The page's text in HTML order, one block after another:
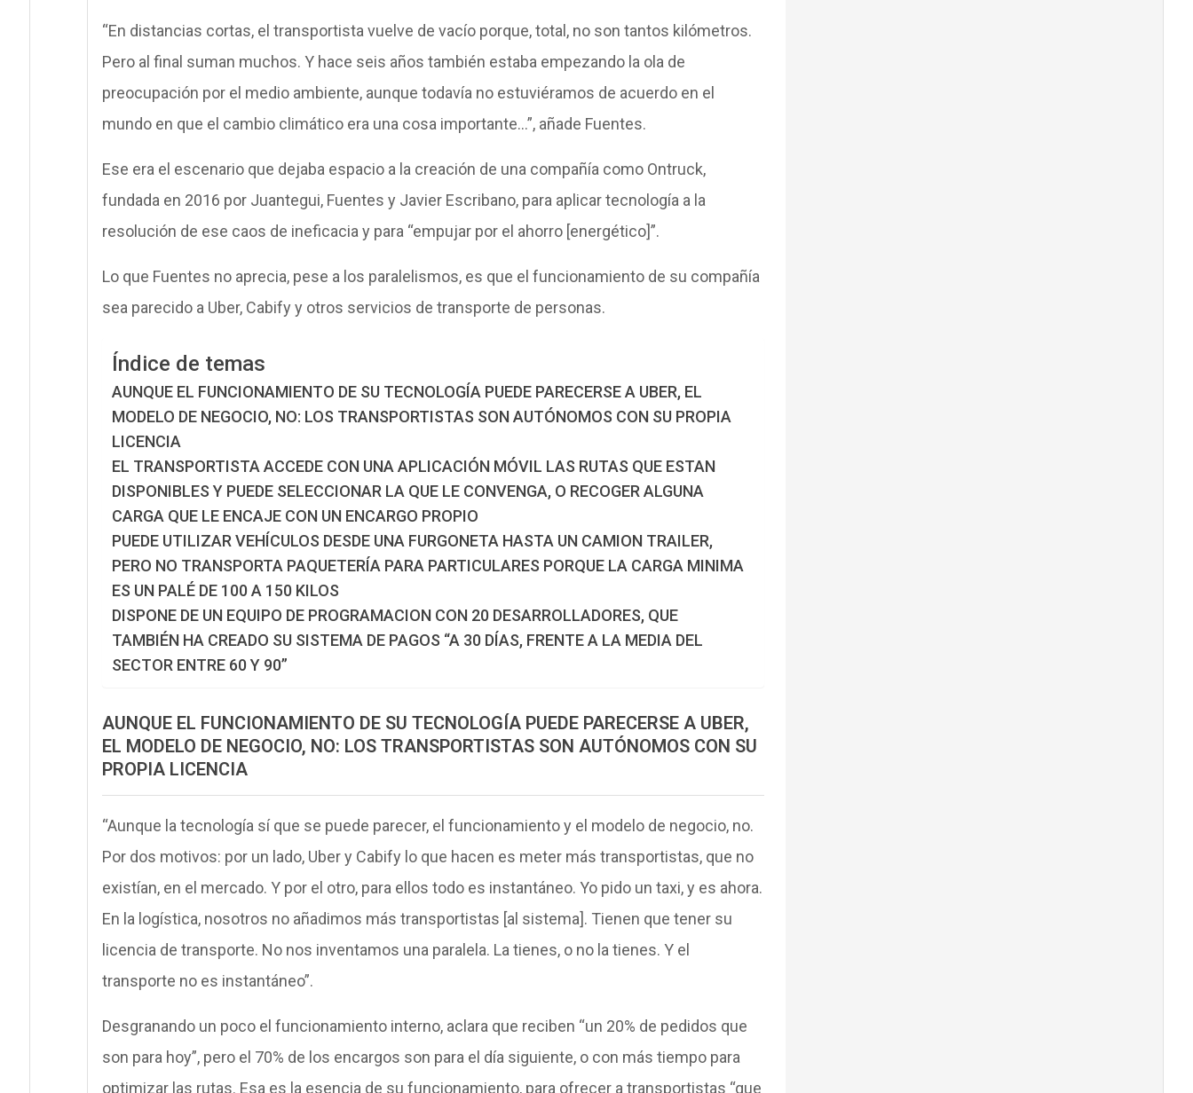
“En distancias cortas, el transportista vuelve de vacío porque, total, no son tantos kilómetros.
Pero al final suman muchos. Y hace seis años también estaba empezando la ola de
preocupación por el medio ambiente, aunque todavía no estuviéramos de acuerdo en el
mundo en que el cambio climático era una cosa importante…”, añade Fuentes.
Ese era el escenario que dejaba espacio a la creación de una compañía como Ontruck,
fundada en 2016 por Juantegui, Fuentes y Javier Escribano, para aplicar tecnología a la
resolución de ese caos de ineficacia y para “empujar por el ahorro [energético]”.
Lo que Fuentes no aprecia, pese a los paralelismos, es que el funcionamiento de su compañía
sea parecido a Uber, Cabify y otros servicios de transporte de personas.
Índice de temas
AUNQUE EL FUNCIONAMIENTO DE SU TECNOLOGÍA PUEDE PARECERSE A UBER, EL
MODELO DE NEGOCIO, NO: LOS TRANSPORTISTAS SON AUTÓNOMOS CON SU PROPIA
LICENCIA
EL TRANSPORTISTA ACCEDE CON UNA APLICACIÓN MÓVIL LAS RUTAS QUE ESTAN
DISPONIBLES Y PUEDE SELECCIONAR LA QUE LE CONVENGA, O RECOGER ALGUNA
CARGA QUE LE ENCAJE CON UN ENCARGO PROPIO
PUEDE UTILIZAR VEHÍCULOS DESDE UNA FURGONETA HASTA UN CAMION TRAILER,
PERO NO TRANSPORTA PAQUETERÍA PARA PARTICULARES PORQUE LA CARGA MINIMA
ES UN PALÉ DE 100 A 150 KILOS
DISPONE DE UN EQUIPO DE PROGRAMACION CON 20 DESARROLLADORES, QUE
TAMBIÉN HA CREADO SU SISTEMA DE PAGOS “A 30 DÍAS, FRENTE A LA MEDIA DEL
SECTOR ENTRE 60 Y 90”
AUNQUE EL FUNCIONAMIENTO DE SU TECNOLOGÍA PUEDE PARECERSE A UBER,
EL MODELO DE NEGOCIO, NO: LOS TRANSPORTISTAS SON AUTÓNOMOS CON SU
PROPIA LICENCIA
“Aunque la tecnología sí que se puede parecer, el funcionamiento y el modelo de negocio, no.
Por dos motivos: por un lado, Uber y Cabify lo que hacen es meter más transportistas, que no
existían, en el mercado. Y por el otro, para ellos todo es instantáneo. Yo pido un taxi, y es ahora.
En la logística, nosotros no añadimos más transportistas [al sistema]. Tienen que tener su
licencia de transporte. No nos inventamos una paralela. La tienes, o no la tienes. Y el
transporte no es instantáneo”.
Desgranando un poco el funcionamiento interno, aclara que reciben “un 20% de pedidos que
son para hoy”, pero el 70% de los encargos son para el día siguiente, o con más tiempo para
optimizar las rutas. Esa es la esencia de su funcionamiento, para ofrecer a transportistas “que